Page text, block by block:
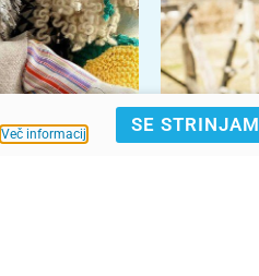
Več informacij SE STRINJAM